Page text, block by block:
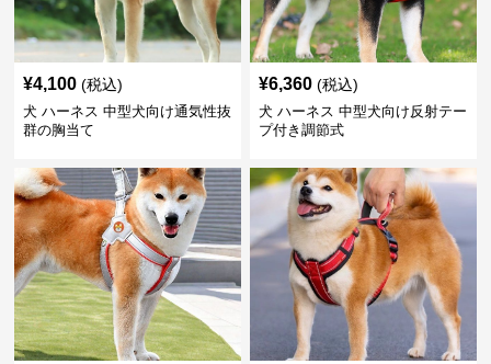
¥4,100 (税込)
犬 ハーネス 中型犬向け通気性抜
群の胸当て
¥6,360 (税込)
犬 ハーネス 中型犬向け反射テー
プ付き調節式